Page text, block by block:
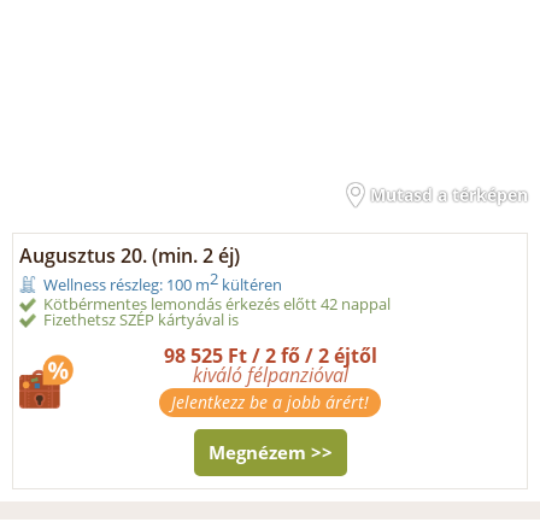
Mutasd a térképen
Augusztus 20. (min. 2 éj)
Wellness részleg: 100 m2 kültéren
Kötbérmentes lemondás érkezés előtt 42 nappal
Fizethetsz SZÉP kártyával is
98 525 Ft / 2 fő / 2 éjtől
kiváló félpanzióval
Jelentkezz be a jobb árért!
Megnézem >>